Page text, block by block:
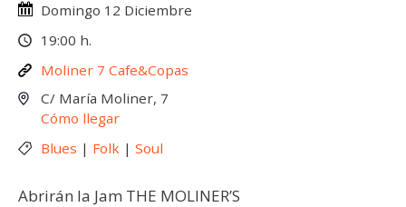
Domingo 12 Diciembre
19:00 h.
Moliner 7 Cafe&Copas
C/ María Moliner, 7
Cómo llegar
Blues | Folk | Soul
Abrirán la Jam THE MOLINER’S